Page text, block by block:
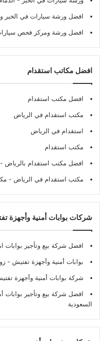
افضل ورشة سيارات في الخبر
افضل ورشة ومركز فحص سيارات
افضل مكاتب استقدام
افضل مكتب استقدام
مكتب استقدام في الرياض
استقدام في الرياض
مكتب استقدام
افضل مكتب استقدام بالرياض
مكتب استقدام في الرياض -
شركات بوابات أمنية وأجهزة
افضل شركة بيع وتأجير بوابات
بوابات أمنية وأجهزة تفتيش -
شركة بوابات أمنية وأجهزة
افضل شركة بيع وتأجير بوابات
السعودية